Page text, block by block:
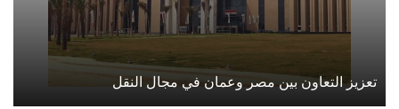
تعزيز التعاون بين مصر وعمان في مجال النقل